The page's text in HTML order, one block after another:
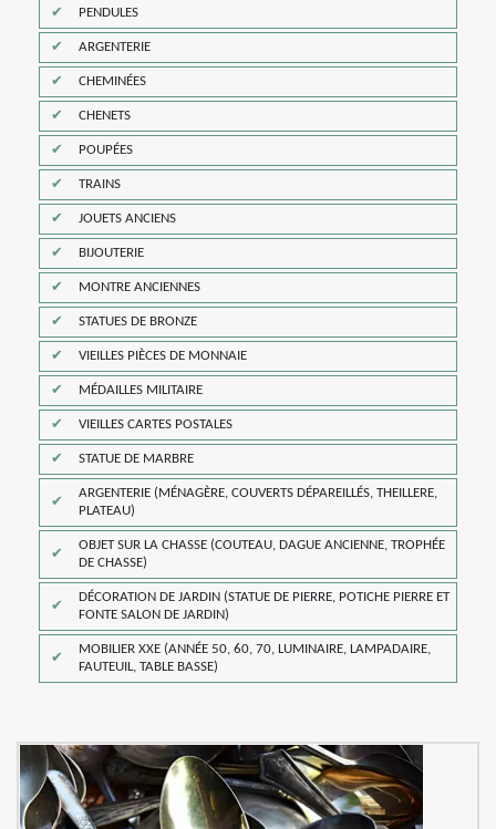
PENDULES
ARGENTERIE
CHEMINÉES
CHENETS
POUPÉES
TRAINS
JOUETS ANCIENS
BIJOUTERIE
MONTRE ANCIENNES
STATUES DE BRONZE
VIEILLES PIÈCES DE MONNAIE
MÉDAILLES MILITAIRE
VIEILLES CARTES POSTALES
STATUE DE MARBRE
ARGENTERIE (MÉNAGÈRE, COUVERTS DÉPAREILLÉS, THEILLERE,
PLATEAU)
OBJET SUR LA CHASSE (COUTEAU, DAGUE ANCIENNE, TROPHÉE
DE CHASSE)
DÉCORATION DE JARDIN (STATUE DE PIERRE, POTICHE PIERRE ET
FONTE SALON DE JARDIN)
MOBILIER XXE (ANNÉE 50, 60, 70, LUMINAIRE, LAMPADAIRE,
FAUTEUIL, TABLE BASSE)